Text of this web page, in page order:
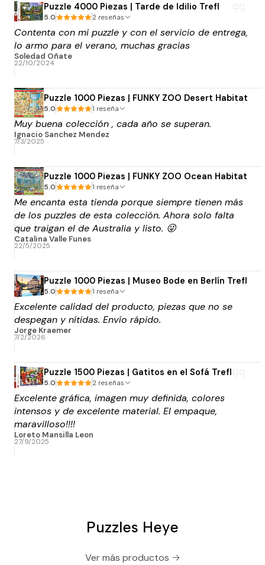
Puzzle 4000 Piezas | Tarde de Idilio Trefl
5.0 2 reseñas
Contenta con mi puzzle y con el servicio de entrega,
lo armo para el verano, muchas gracias
Soledad Oñate
22/10/2024
Puzzle 1000 Piezas | FUNKY ZOO Desert Habitat
5.0 1 reseña
Muy buena colección , cada año se superan.
Ignacio Sanchez Mendez
7/3/2025
Puzzle 1000 Piezas | FUNKY ZOO Ocean Habitat
5.0 1 reseña
Me encanta esta tienda porque siempre tienen más
de los puzzles de esta colección. Ahora solo falta
que traigan el de Australia y listo. 😜
Catalina Valle Funes
22/5/2025
Puzzle 1000 Piezas | Museo Bode en Berlín Trefl
5.0 1 reseña
Excelente calidad del producto, piezas que no se
despegan y nítidas. Envío rápido.
Jorge Kraemer
7/2/2026
Puzzle 1500 Piezas | Gatitos en el Sofá Trefl
5.0 2 reseñas
Excelente gráfica, imagen muy definida, colores
intensos y de excelente material. El empaque,
maravilloso!!!!
Loreto Mansilla Leon
27/9/2025
Puzzles Heye
Ver más productos